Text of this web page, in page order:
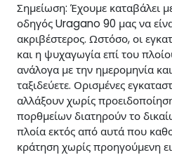
Σημείωση: Έχουμε καταβάλει
οδηγός Uragano 90 μας να
ακριβέστερος. Ωστόσο, οι
και η ψυχαγωγία επί του
ανάλογα με την ημερομηνία
ταξιδεύετε. Ορισμένες
αλλάξουν χωρίς προειδοποίηση
πορθμείων διατηρούν το
πλοία εκτός από αυτά που
κράτηση χωρίς προηγούμενη